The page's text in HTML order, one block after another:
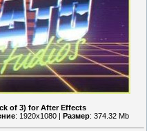
of 3) for After Effects
: 1920x1080 | Размер: 374.32 Mb